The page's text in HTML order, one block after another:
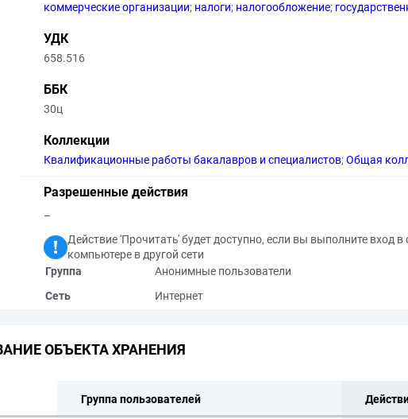
коммерческие организации; налоги; налогообложение;
УДК
658.516
ББК
30ц
Коллекции
Квалификационные работы бакалавров и специалистов;Общая
Разрешенные действия
–
Действие 'Прочитать' будет доступно, если вы выполните вход в
компьютере в другой сети
Группа
Анонимные пользователи
Сеть
Интернет
ОБЪЕКТА ХРАНЕНИЯ
Группа пользователей